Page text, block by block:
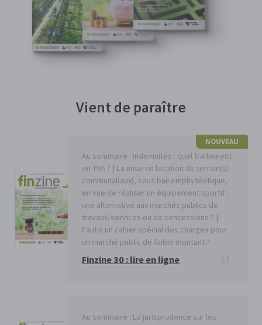
Vient de paraître
NOUVEAU
Au sommaire : Indemnités : quel traitement
en TVA ? | La mise en location de terrain(s)
communal(aux), sous bail emphytéotique,
en vue de réaliser un équipement sportif :
une alternative aux marchés publics de
travaux/services ou de concessions ? |
Faut-il un cahier spécial des charges pour
un marché public de faible montant ?
Finzine 30 : lire en ligne
Au sommaire : La jurisprudence sur les